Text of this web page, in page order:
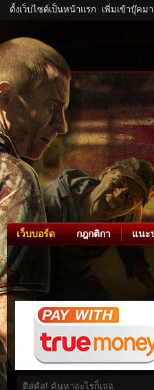
ตั้งเว็บไซต์เป็นหน้าแรก เพิ่มเข้าบุ๊คม
เว็บบอร์ด กฎกติกา แนะ